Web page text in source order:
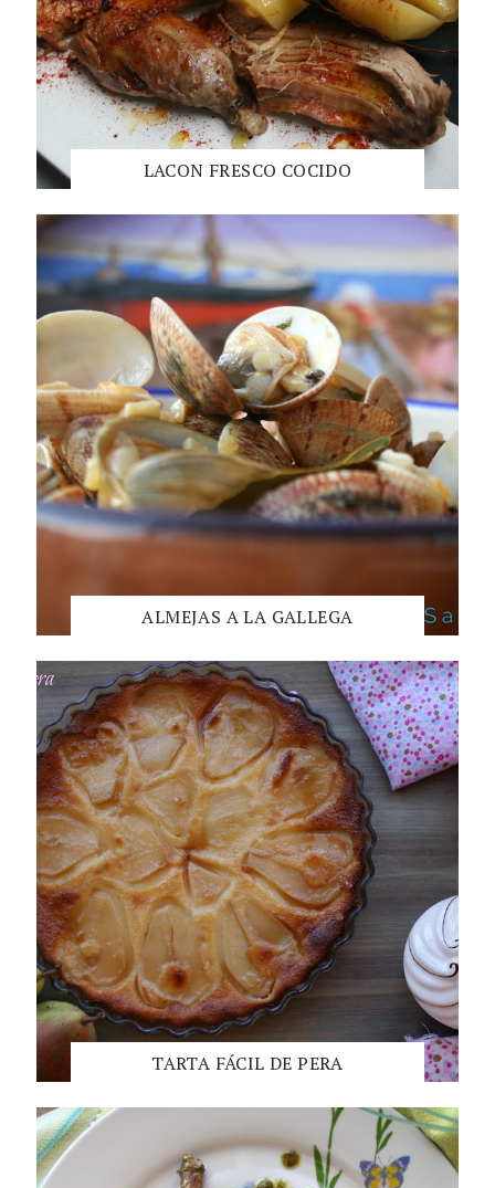
LACON FRESCO COCIDO
ALMEJAS A LA GALLEGA
TARTA FÁCIL DE PERA